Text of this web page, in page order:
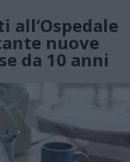
all’Ospedale
nuove
da 10 anni